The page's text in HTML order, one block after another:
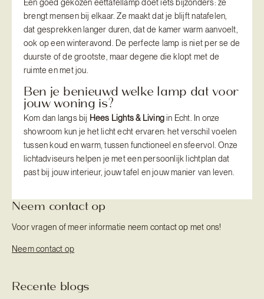
Een goed gekozen eettafellamp doet iets bijzonders: ze
brengt mensen bij elkaar. Ze maakt dat je blijft natafelen,
dat gesprekken langer duren, dat de kamer warm aanvoelt,
ook op een winteravond. De perfecte lamp is niet per se de
duurste of de grootste, maar degene die klopt met de
ruimte en met jou.
Ben je benieuwd welke lamp dat voor
jouw woning is?
Kom dan langs bij Hees Lights & Livingin Echt. In onze
showroom kun je het licht echt ervaren: het verschil voelen
tussen koud en warm, tussen functioneel en sfeervol. Onze
lichtadviseurs helpen je met een persoonlijk lichtplan dat
past bij jouw interieur, jouw tafel en jouw manier van leven.
Neem contact op
Voor vragen of meer informatie neem contact op met ons!
Neem contact op
Recente blogs